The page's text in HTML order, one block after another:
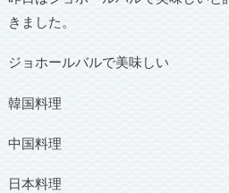
きました。
ジョホールバルで美味しい
韓国料理
中国料理
日本料理